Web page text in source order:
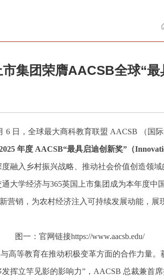
市集团荣膺AACSB全球“最
6 日，全球最大商科教育联盟 AACSB （国
年度 AACSB“最具启迪创新奖”（
融入乡村振兴战略、推动社会价值创造领
大学经济与365英国上市集团成为本年度中
营销，为农村经济注入可持续发展动能，
图一：官网链接https://www.aacsb.edu/
高等教育在推动积极变革方面的合作力量
挥立竿见影的影响力”，AACSB 总裁兼首席